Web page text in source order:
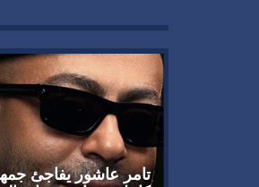
تامر عاشور يفاجئ